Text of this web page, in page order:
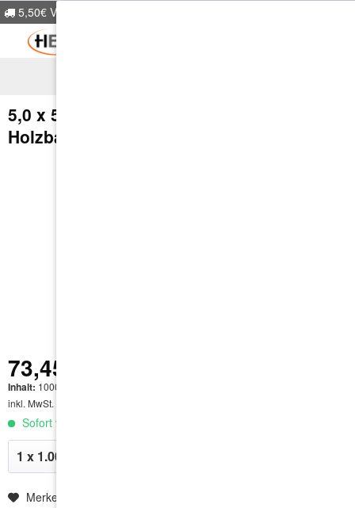
5,50€ Versandkosten
5,0 x 50 | ETA | Magazinierte
Holzbauschraube
73,45 € *
Inhalt: 1000 Stück
inkl. MwSt.
Sofort versandfertig, Lieferzeit ca. 1-3 Werktage
Merken